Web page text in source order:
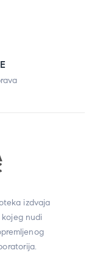
izdvaja
nudi